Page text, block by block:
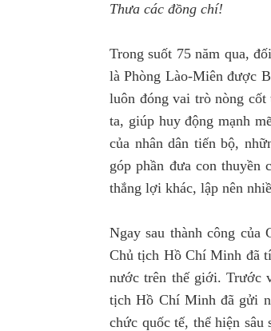
Thưa các đồng chí!
Trong suốt 75 năm qua,
là Phòng Lào-Miên được
luôn đóng vai trò nòng
ta, giúp huy động mạnh
của nhân dân tiến bộ,
góp phần đưa con thuyền
thắng lợi khác, lập nên
Ngay sau thành công của
Chủ tịch Hồ Chí Minh đã
nước trên thế giới. Trước
tịch Hồ Chí Minh đã gửi
chức quốc tế, thể hiện